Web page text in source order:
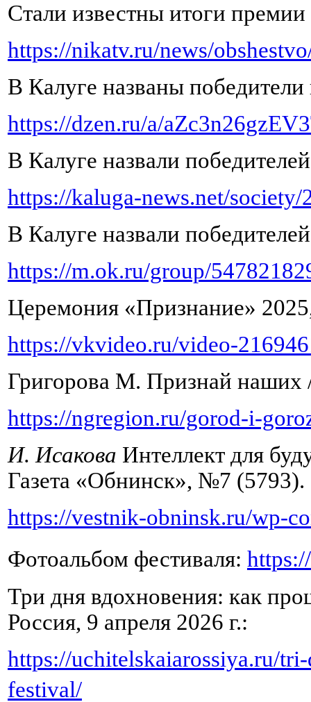
Стали известны итоги
https://nikatv.ru/news/
В Калуге названы
https://dzen.ru/a/
В Калуге назвали
https://kaluga-news.net/
В Калуге назвали
https://m.ok.ru/group/
Церемония «Признание»
https://vkvideo.ru/video-
Григорова М. Признай наших
https://ngregion.ru/gorod-i-
И. Исакова Интеллект для
Газета «Обнинск», №7 (5793).
https://vestnik-obninsk.ru/wp-
Фотоальбом фестиваля:
Три дня вдохновения: как
Россия, 9 апреля 2026 г.:
https://uchitelskaiarossiya.ru/
festival/